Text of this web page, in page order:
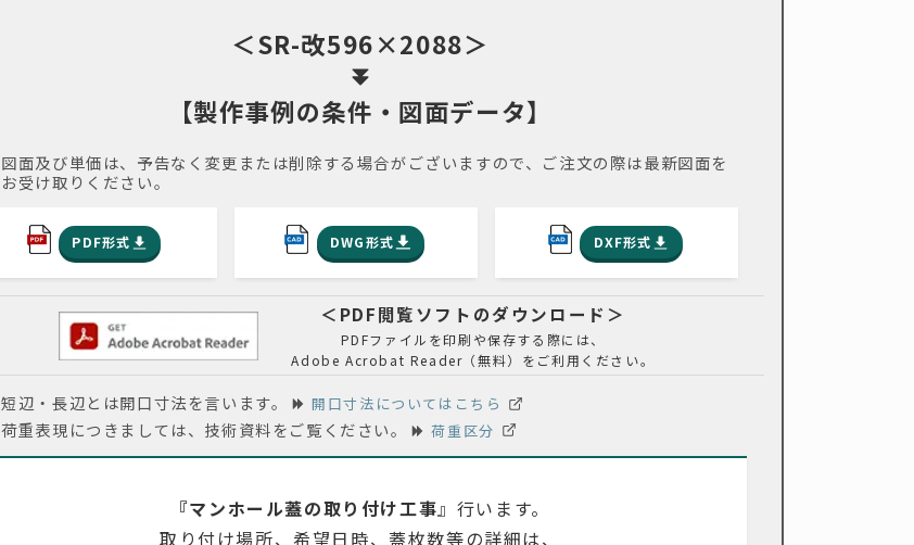
＜SR-改596×2088＞
【製作事例の条件・図面データ】
図面及び単価は、予告なく変更または削除する場合がございますので、ご注文の際は最新図面を
お受け取りください。
PDF形式 DWG形式 DXF形式
＜PDF閲覧ソフトのダウンロード＞
PDFファイルを印刷や保存する際には、
Adobe Acrobat Reader（無料）をご利用ください。
短辺・長辺とは開口寸法を言います。 開口寸法についてはこちら
荷重表現につきましては、技術資料をご覧ください。 荷重区分
『マンホール蓋の取り付け工事』行います。
取り付け場所、希望日時、 蓋枚数等の詳細は、